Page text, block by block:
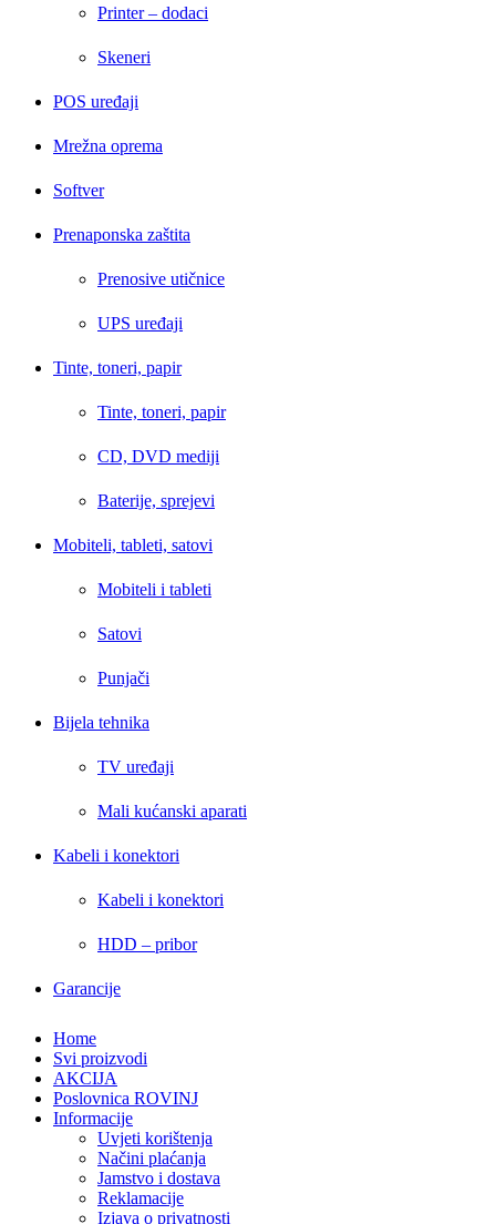
Printer – dodaci
Skeneri
POS uređaji
Mrežna oprema
Softver
Prenaponska zaštita
Prenosive utičnice
UPS uređaji
Tinte, toneri, papir
Tinte, toneri, papir
CD, DVD mediji
Baterije, sprejevi
Mobiteli, tableti, satovi
Mobiteli i tableti
Satovi
Punjači
Bijela tehnika
TV uređaji
Mali kućanski aparati
Kabeli i konektori
Kabeli i konektori
HDD – pribor
Garancije
Home
Svi proizvodi
AKCIJA
Poslovnica ROVINJ
Informacije
Uvjeti korištenja
Načini plaćanja
Jamstvo i dostava
Reklamacije
Izjava o privatnosti